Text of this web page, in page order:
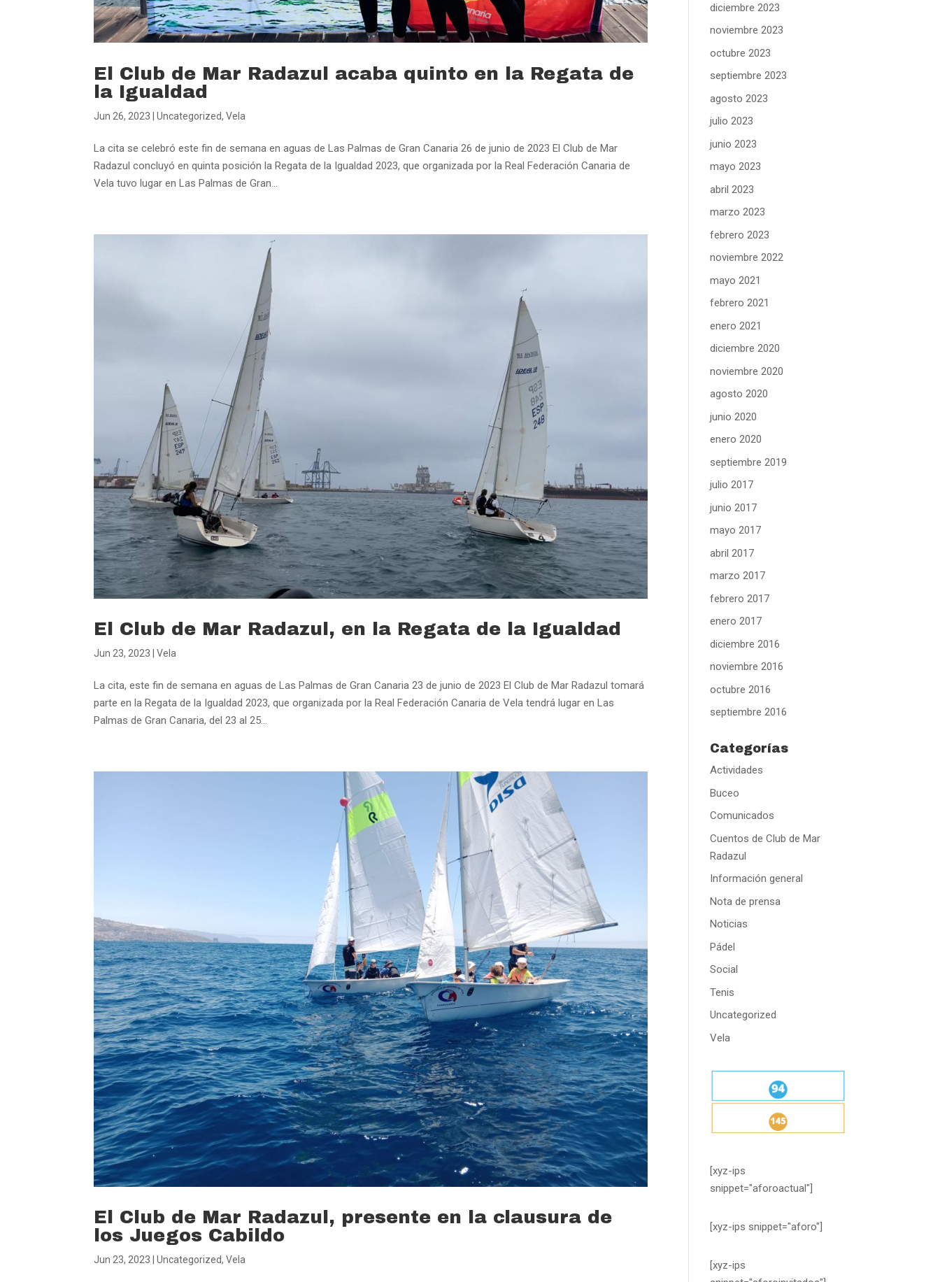
El Club de Mar Radazul acaba quinto en la Regata de
la Igualdad
Jun 26, 2023 |Uncategorized,Vela
La cita se celebró este fin de semana en aguas de Las Palmas de Gran Canaria 26 de junio de 2023 El Club de Mar
Radazul concluyó en quinta posición la Regata de la Igualdad 2023, que organizada por la Real Federación Canaria de
Vela tuvo lugar en Las Palmas de Gran...
El Club de Mar Radazul, en la Regata de la Igualdad
Jun 23, 2023 |Vela
La cita, este fin de semana en aguas de Las Palmas de Gran Canaria 23 de junio de 2023 El Club de Mar Radazul tomará
parte en la Regata de la Igualdad 2023, que organizada por la Real Federación Canaria de Vela tendrá lugar en Las
Palmas de Gran Canaria, del 23 al 25...
El Club de Mar Radazul, presente en la clausura de
los Juegos Cabildo
Jun 23, 2023 |Uncategorized,Vela
diciembre 2023
noviembre 2023
octubre 2023
septiembre 2023
agosto 2023
julio 2023
junio 2023
mayo 2023
abril 2023
marzo 2023
febrero 2023
noviembre 2022
mayo 2021
febrero 2021
enero 2021
diciembre 2020
noviembre 2020
agosto 2020
junio 2020
enero 2020
septiembre 2019
julio 2017
junio 2017
mayo 2017
abril 2017
marzo 2017
febrero 2017
enero 2017
diciembre 2016
noviembre 2016
octubre 2016
septiembre 2016
Categorías
Actividades
Buceo
Comunicados
Cuentos de Club de Mar
Radazul
Información general
Nota de prensa
Noticias
Pádel
Social
Tenis
Uncategorized
Vela
[xyz-ips
snippet="aforoactual"]
[xyz-ips snippet="aforo"]
[xyz-ips